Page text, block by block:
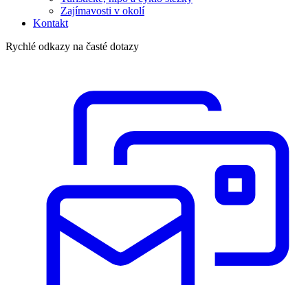
Zajímavosti v okolí
Kontakt
Rychlé odkazy na časté dotazy